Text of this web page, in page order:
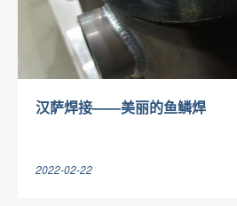
2022-02-22
汉萨焊接——美丽的鱼鳞焊